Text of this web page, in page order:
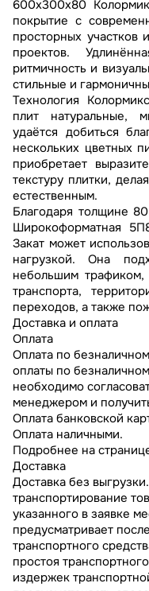
600x300x80
покрытие с
просторных участков
проектов.
ритмичность и
стильные и
Технология
плит натуральные,
удаётся добиться
нескольких цветных
приобретает
текстуру плитки,
естественным.
Благодаря толщине
Широкоформатная
Закат может
нагрузкой. Она
небольшим трафиком,
транспорта,
переходов, а также
Доставка и оплата
Оплата
Оплата по
оплаты по
необходимо
менеджером и
Оплата банковской
Оплата наличными.
Подробнее на
Доставка
Доставка без
транспортирование
указанного в заявке
предусматривает
транспортного
простоя
издержек